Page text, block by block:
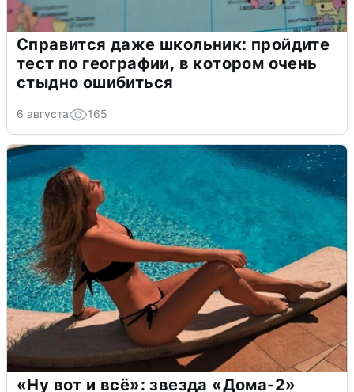
Справится даже школьник: пройдите
тест по географии, в котором очень
стыдно ошибиться
6 августа 165
«Ну вот и всё»: звезда «Дома-2»